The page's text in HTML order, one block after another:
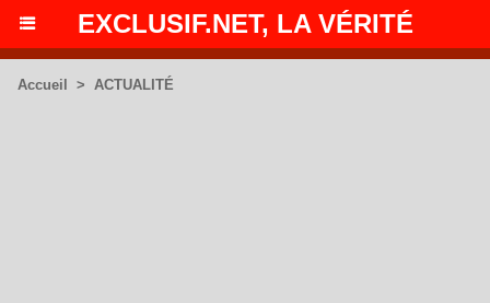
EXCLUSIF.NET, LA VÉRITÉ
Accueil > ACTUALITÉ